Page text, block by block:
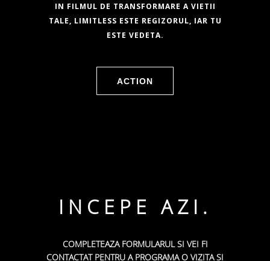
IN FILMUL DE TRANSFORMARE A VIETII
TALE, LIMITLESS ESTE REGIZORUL, IAR TU
ESTE VEDETA.
ACTION
INCEPE AZI.
COMPLETEAZA FORMULARUL SI VEI FI
CONTACTAT PENTRU A PROGRAMA O VIZITA SI